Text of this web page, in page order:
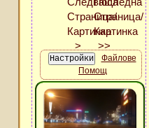
Файлове
Помощ